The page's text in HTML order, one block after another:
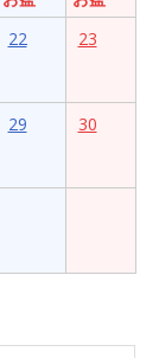
22 23
29 30